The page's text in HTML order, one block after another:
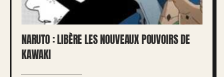
NARUTO : LIBÈRE LES NOUVEAUX POUVOIRS DE
KAWAKI